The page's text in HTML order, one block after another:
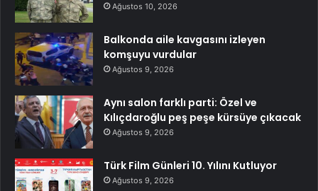
Ağustos 10, 2026
Balkonda aile kavgasını izleyen
komşuyu vurdular
Ağustos 9, 2026
Aynı salon farklı parti: Özel ve
Kılıçdaroğlu peş peşe kürsüye çıkacak
Ağustos 9, 2026
Türk Film Günleri 10. Yılını Kutluyor
Ağustos 9, 2026